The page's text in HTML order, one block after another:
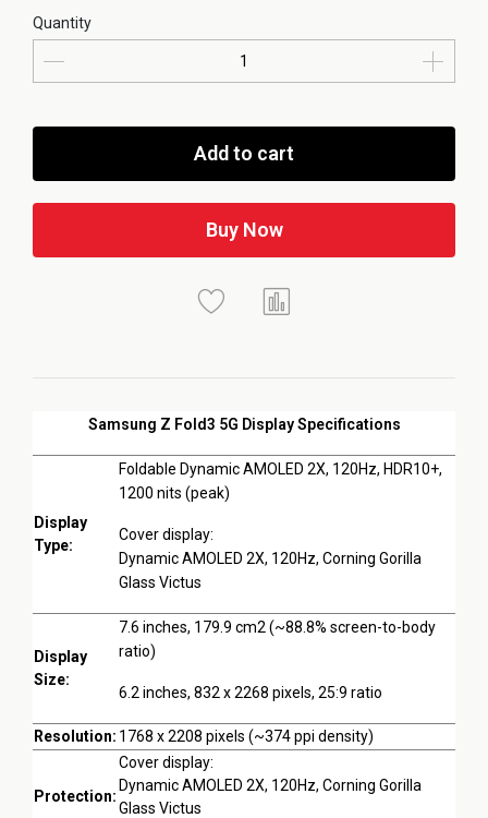
Samsung Z Fold3 5G Display Specifications
Display
Type:
Foldable Dynamic AMOLED 2X, 120Hz, HDR10+,
1200 nits (peak)
Cover display:
Dynamic AMOLED 2X, 120Hz, Corning Gorilla
Glass Victus
Display
Size:
7.6 inches, 179.9 cm2 (~88.8% screen-to-body
ratio)
6.2 inches, 832 x 2268 pixels, 25:9 ratio
Resolution: 1768 x 2208 pixels (~374 ppi density)
Protection:
Cover display:
Dynamic AMOLED 2X, 120Hz, Corning Gorilla
Glass Victus
Quantity
Add to cart
Buy Now